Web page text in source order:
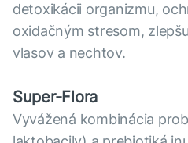
detoxikácii organizmu,
oxidačným stresom,
vlasov a nechtov.
Super-Flora
Vyvážená kombinácia